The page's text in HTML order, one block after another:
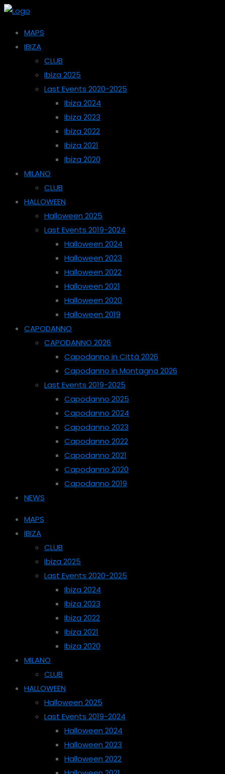
MAPS
IBIZA
CLUB
Ibiza 2025
Last Events 2020-2025
Ibiza 2024
Ibiza 2023
Ibiza 2022
Ibiza 2021
Ibiza 2020
MILANO
CLUB
HALLOWEEN
Halloween 2025
Last Events 2019-2024
Halloween 2024
Halloween 2023
Halloween 2022
Halloween 2021
Halloween 2020
Halloween 2019
CAPODANNO
CAPODANNO 2026
Capodanno in Città 2026
Capodanno in Montagna 2026
Last Events 2019-2025
Capodanno 2025
Capodanno 2024
Capodanno 2023
Capodanno 2022
Capodanno 2021
Capodanno 2020
Capodanno 2019
NEWS
MAPS
IBIZA
CLUB
Ibiza 2025
Last Events 2020-2025
Ibiza 2024
Ibiza 2023
Ibiza 2022
Ibiza 2021
Ibiza 2020
MILANO
CLUB
HALLOWEEN
Halloween 2025
Last Events 2019-2024
Halloween 2024
Halloween 2023
Halloween 2022